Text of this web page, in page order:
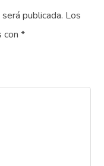
publicada. Los
con*